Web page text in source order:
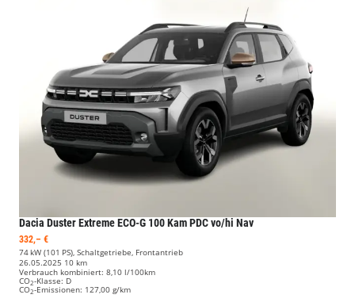
Dacia DusterExtreme ECO-G 100 Kam PDC vo/hi Nav
332,– €
74 kW (101 PS), Schaltgetriebe, Frontantrieb
26.05.2025 10 km
Verbrauch kombiniert: 8,10 l/100km
CO2-Klasse: D
CO2-Emissionen: 127,00 g/km